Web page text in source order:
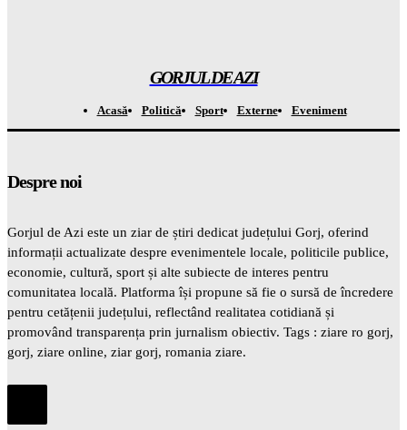
GORJUL DE AZI
Acasă Politică Sport Externe Eveniment
Despre noi
Gorjul de Azi este un ziar de știri dedicat județului Gorj, oferind
informații actualizate despre evenimentele locale, politicile publice,
economie, cultură, sport și alte subiecte de interes pentru
comunitatea locală. Platforma își propune să fie o sursă de încredere
pentru cetățenii județului, reflectând realitatea cotidiană și
promovând transparența prin jurnalism obiectiv. Tags : ziare ro gorj,
gorj, ziare online, ziar gorj, romania ziare.